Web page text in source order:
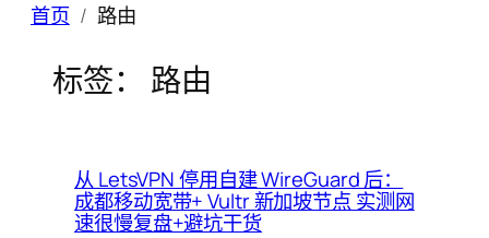
首页 路由
标签： 路由
从 LetsVPN 停用自建 WireGuard 后：
成都移动宽带+ Vultr 新加坡节点 实测网
速很慢复盘+避坑干货